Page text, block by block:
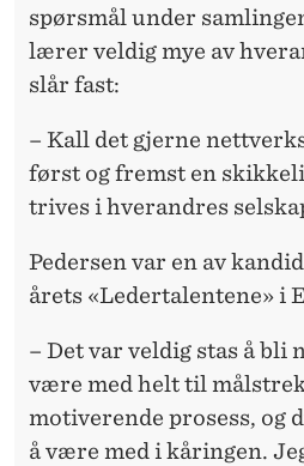
spørsmål under
lærer veldig mye av
slår fast:
– Kall det gjerne
først og fremst en
trives i hverandres
Pedersen var en av
årets «Ledertalentene» i
– Det var veldig stas å bli
være med helt til
motiverende prosess, og
å være med i kåringen.